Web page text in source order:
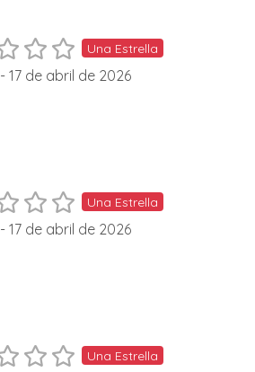
Una Estrella
- 17 de abril de 2026
Una Estrella
- 17 de abril de 2026
Una Estrella